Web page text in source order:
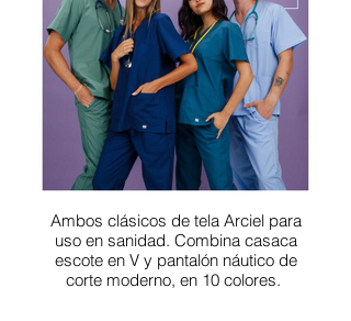
Ambos clásicos de tela Arciel para
uso en sanidad. Combina casaca
escote en V y pantalón náutico de
corte moderno, en 10 colores.